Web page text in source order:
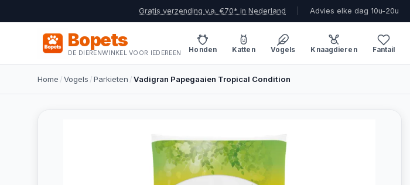
Gratis verzending v.a. €70* in Nederland Advies elke dag 10u-20u
Bopets
DE DIERENWINKEL VOOR IEDEREEN Honden Katten Vogels Knaagdieren Fantail
Home /Vogels /Parkieten /Vadigran Papegaaien Tropical Condition